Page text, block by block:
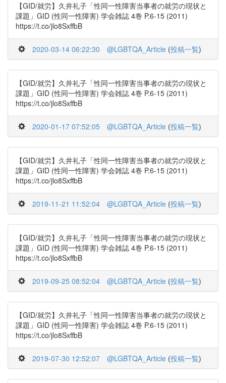
【GID/就労】久井礼子「性同一性障害当事者の就労の現状と
課題」GID (性同一性障害) 学会雑誌 4巻 P.6-15 (2011)
https://t.co/jlo8SxffbB
2020-03-14 06:22:30 @LGBTQA_Article (投稿一覧)
【GID/就労】久井礼子「性同一性障害当事者の就労の現状と
課題」GID (性同一性障害) 学会雑誌 4巻 P.6-15 (2011)
https://t.co/jlo8SxffbB
2020-01-17 07:52:05 @LGBTQA_Article (投稿一覧)
【GID/就労】久井礼子「性同一性障害当事者の就労の現状と
課題」GID (性同一性障害) 学会雑誌 4巻 P.6-15 (2011)
https://t.co/jlo8SxffbB
2019-11-21 11:52:04 @LGBTQA_Article (投稿一覧)
【GID/就労】久井礼子「性同一性障害当事者の就労の現状と
課題」GID (性同一性障害) 学会雑誌 4巻 P.6-15 (2011)
https://t.co/jlo8SxffbB
2019-09-25 08:52:04 @LGBTQA_Article (投稿一覧)
【GID/就労】久井礼子「性同一性障害当事者の就労の現状と
課題」GID (性同一性障害) 学会雑誌 4巻 P.6-15 (2011)
https://t.co/jlo8SxffbB
2019-07-30 12:52:07 @LGBTQA_Article (投稿一覧)